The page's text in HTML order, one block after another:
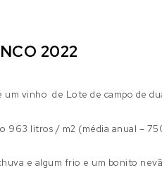
2022
vinho de Lote de campo de
963 litros / m2 (média anual –
e algum frio e um bonito